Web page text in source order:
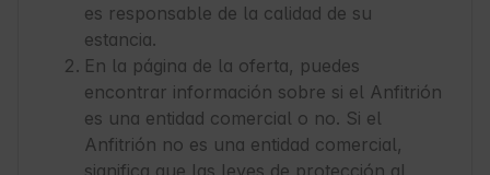
es responsable de la calidad de su
estancia.
En la página de la oferta, puedes
encontrar información sobre si el Anfitrión
es una entidad comercial o no. Si el
Anfitrión no es una entidad comercial,